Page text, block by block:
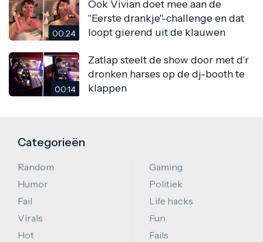
00:24
Ook Vivian doet mee aan de
"Eerste drankje"-challenge en dat
loopt gierend uit de klauwen
00:14
Zatlap steelt de show door met d'r
dronken harses op de dj-booth te
klappen
Categorieën
Random
Humor
Fail
Virals
Hot
Gaming
Politiek
Life hacks
Fun
Fails